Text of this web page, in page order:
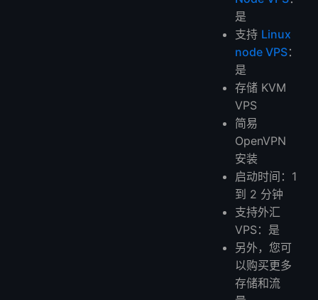
是
支持 Linux
node VPS：
是
存储 KVM
VPS
简易
OpenVPN
安装
启动时间：1
到 2 分钟
支持外汇
VPS：是
另外，您可
以购买更多
存储和流